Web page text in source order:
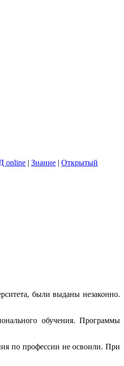
online | Знание | Открытый
были выданы незаконно.
обучения. Программы
по профессии не освоили. При